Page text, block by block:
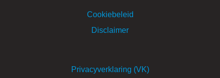
Cookiebeleid
Disclaimer
Privacyverklaring (VK)